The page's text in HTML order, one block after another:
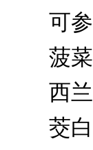
可参
菠菜
西兰
茭白